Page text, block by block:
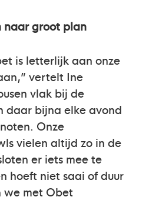
naar groot plan
is letterlijk aan onze
vertelt Ine
vlak bij de
daar bijna elke avond
Onze
vielen altijd zo in de
er iets mee te
hoeft niet saai of duur
met Obet